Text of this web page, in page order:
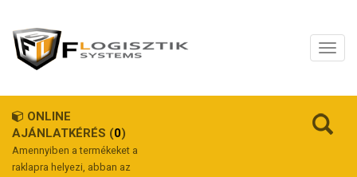
ONLINE
AJÁNLATKÉRÉS (0)
Amennyiben a termékeket a
raklapra helyezi, abban az